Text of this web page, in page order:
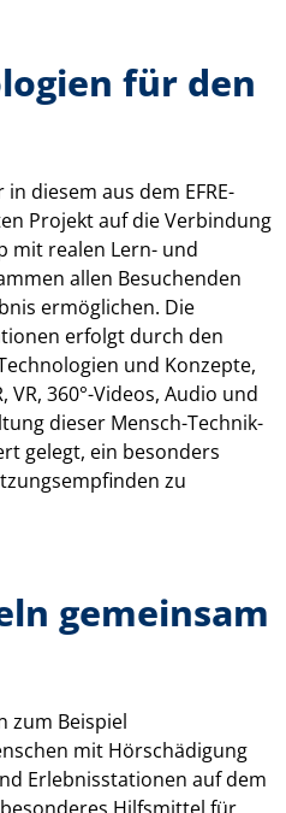
für den
diesem aus dem EFRE-
Projekt auf die Verbindung
mit realen Lern- und
allen Besuchenden
ermöglichen. Die
erfolgt durch den
und Konzepte,
VR, 360°-Videos, Audio und
dieser Mensch-Technik-
gelegt, ein besonders
zu
gemeinsam
zum Beispiel
mit Hörschädigung
Erlebnisstationen auf dem